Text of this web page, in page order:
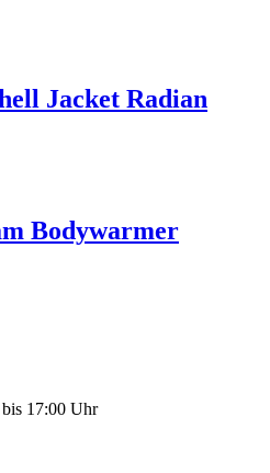
Jacket Radian
Bodywarmer
17:00 Uhr